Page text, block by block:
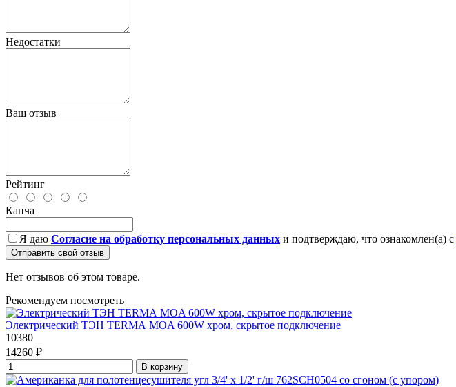
Недостатки
Ваш отзыв
Рейтинг
Капча
Я даю Согласие на обработку персональных данных и подтверждаю, что ознакомлен(а) с
Отправить свой отзыв
Нет отзывов об этом товаре.
Рекомендуем посмотреть
Электрический ТЭН TERMА MOA 600W хром, скрытое подключение
10380
14260 ₽
В корзину